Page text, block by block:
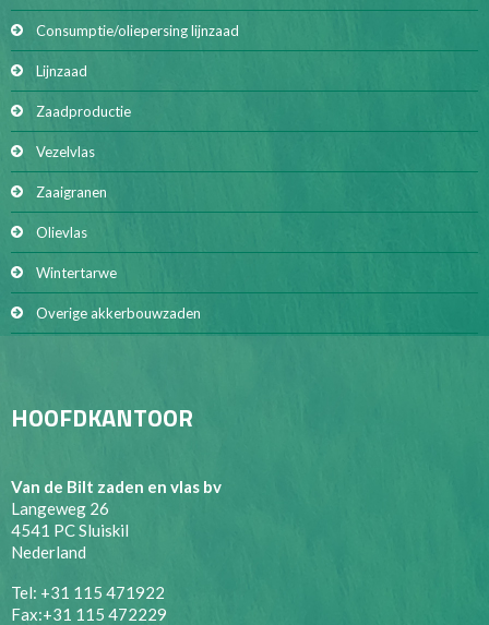
Consumptie/oliepersing lijnzaad
Lijnzaad
Zaadproductie
Vezelvlas
Zaaigranen
Olievlas
Wintertarwe
Overige akkerbouwzaden
HOOFDKANTOOR
Van de Bilt zaden en vlas bv
Langeweg 26
4541 PC Sluiskil
Nederland
Tel: +31 115 471922
Fax:+31 115 472229